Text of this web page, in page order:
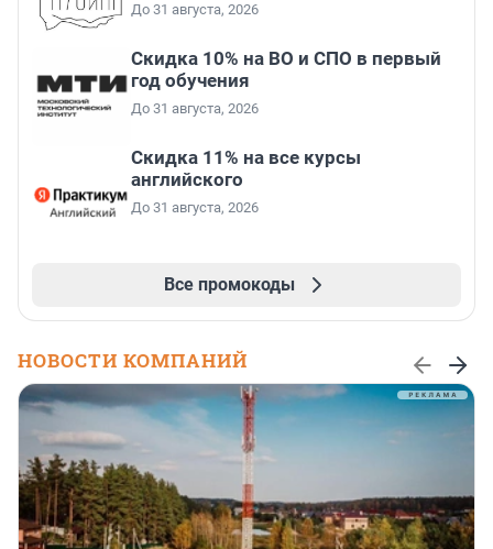
До 31 августа, 2026
Скидка 10% на ВО и СПО в первый
год обучения
До 31 августа, 2026
Скидка 11% на все курсы
английского
До 31 августа, 2026
Все промокоды
НОВОСТИ КОМПАНИЙ